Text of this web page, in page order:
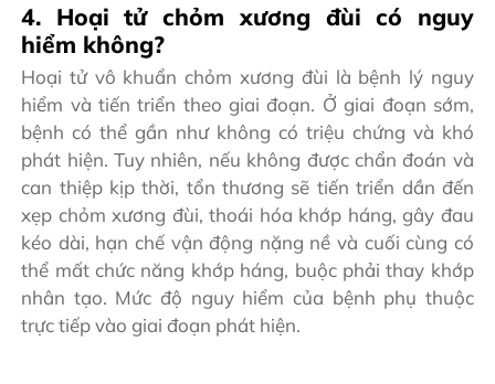
4. Hoại tử chỏm xương đùi có nguy
hiểm không?
Hoại tử vô khuẩn chỏm xương đùi là bệnh lý nguy
hiểm và tiến triển theo giai đoạn. Ở giai đoạn sớm,
bệnh có thể gần như không có triệu chứng và khó
phát hiện. Tuy nhiên, nếu không được chẩn đoán và
can thiệp kịp thời, tổn thương sẽ tiến triển dần đến
xẹp chỏm xương đùi, thoái hóa khớp háng, gây đau
kéo dài, hạn chế vận động nặng nề và cuối cùng có
thể mất chức năng khớp háng, buộc phải thay khớp
nhân tạo. Mức độ nguy hiểm của bệnh phụ thuộc
trực tiếp vào giai đoạn phát hiện.